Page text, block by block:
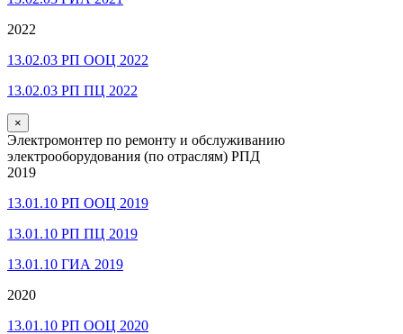
2022
13.02.03 РП ООЦ 2022
13.02.03 РП ПЦ 2022
×
Электромонтер по ремонту и обслуживанию
электрооборудования (по отраслям) РПД
2019
13.01.10 РП ООЦ 2019
13.01.10 РП ПЦ 2019
13.01.10 ГИА 2019
2020
13.01.10 РП ООЦ 2020